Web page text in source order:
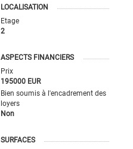
LOCALISATION
Etage
2
ASPECTS FINANCIERS
Prix
195000 EUR
Bien soumis à l'encadrement des
loyers
Non
SURFACES